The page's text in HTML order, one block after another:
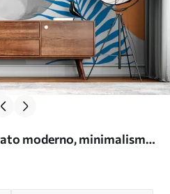
moderno, minimalismo,
aquarela, lua cheia,